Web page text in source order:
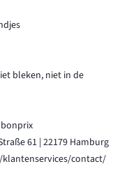
bleken, niet in de
bonprix
61 | 22179 Hamburg
contact/